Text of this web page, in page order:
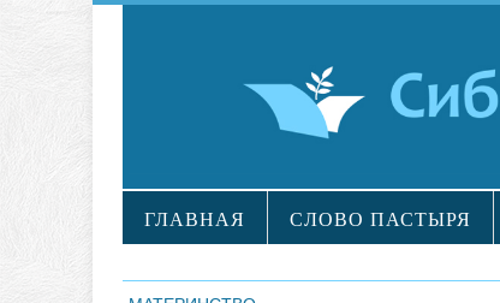
ГЛАВНАЯ СЛОВО ПАСТЫРЯ